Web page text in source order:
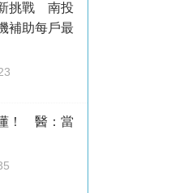
挑戰 南投
補助每戶最
！ 醫：當